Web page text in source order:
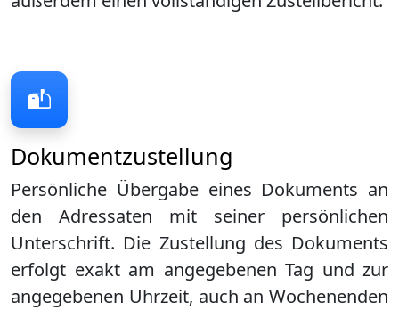
Dokumentzustellung
Persönliche Übergabe eines Dokuments an
den Adressaten mit seiner persönlichen
Unterschrift. Die Zustellung des Dokuments
erfolgt exakt am angegebenen Tag und zur
angegebenen Uhrzeit, auch an Wochenenden